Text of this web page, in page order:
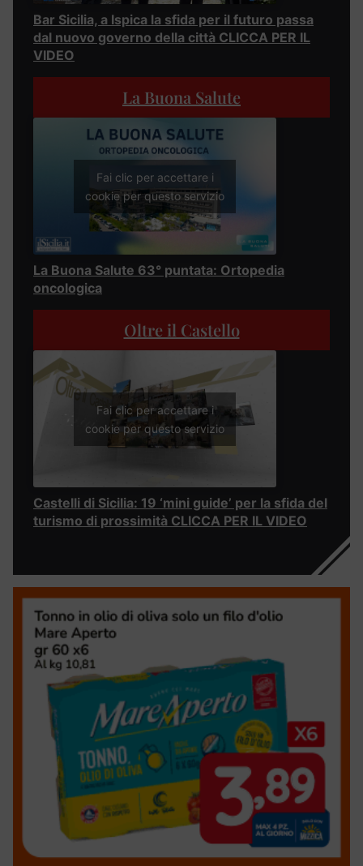
Bar Sicilia, a Ispica la sfida per il futuro passa
dal nuovo governo della città CLICCA PER IL
VIDEO
La Buona Salute
Fai clic per accettare i
cookie per questo servizio
La Buona Salute 63° puntata: Ortopedia
oncologica
Oltre il Castello
Fai clic per accettare i
cookie per questo servizio
Castelli di Sicilia: 19 ‘mini guide’ per la sfida del
turismo di prossimità CLICCA PER IL VIDEO